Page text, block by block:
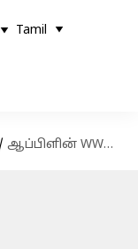
Tamil
/ ஆப்பிளின் WWDC 2023 நிகழ்வு.. எப்போது? என்ன எதிர்பார்க்கலாம்?